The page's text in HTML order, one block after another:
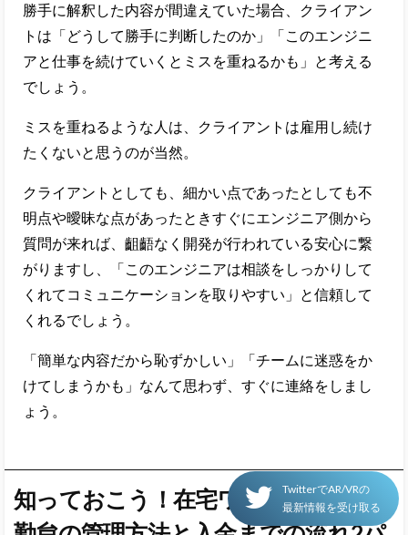
勝手に解釈した内容が間違えていた場合、クライアン
トは「どうして勝手に判断したのか」「このエンジニ
アと仕事を続けていくとミスを重ねるかも」と考える
でしょう。
ミスを重ねるような人は、クライアントは雇用し続け
たくないと思うのが当然。
クライアントとしても、細かい点であったとしても不
明点や曖昧な点があったときすぐにエンジニア側から
質問が来れば、齟齬なく開発が行われている安心に繋
がりますし、「このエンジニアは相談をしっかりして
くれてコミュニケーションを取りやすい」と信頼して
くれるでしょう。
「簡単な内容だから恥ずかしい」「チームに迷惑をか
けてしまうかも」なんて思わず、すぐに連絡をしまし
ょう。
知っておこう！在宅ワークにおける
TwitterでAR/VRの
最新情報を受け取る